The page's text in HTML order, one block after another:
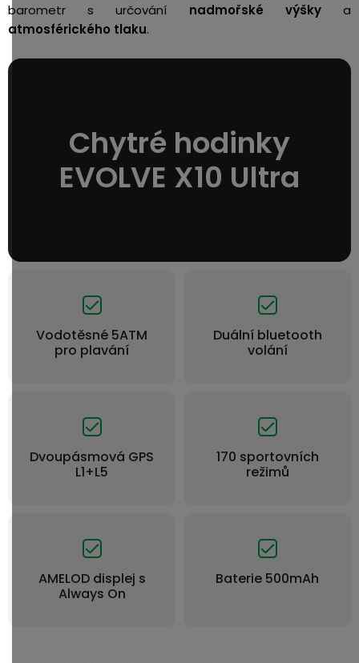
barometr s určování nadmořské výškya
atmosférického tlaku.
Chytré hodinky
EVOLVE X10 Ultra
Vodotěsné 5ATM
pro plavání
Duální bluetooth
volání
Dvoupásmová GPS
L1+L5
170 sportovních
režimů
AMELOD displej s
Always On
Baterie 500mAh